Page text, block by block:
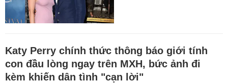
Katy Perry chính thức thông báo giới tính
con đầu lòng ngay trên MXH, bức ảnh đi
kèm khiến dân tình "cạn lời"